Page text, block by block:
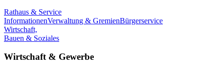
Rathaus & Service
InformationenVerwaltung & GremienBürgerservice
Wirtschaft,
Bauen & Soziales
Wirtschaft & Gewerbe